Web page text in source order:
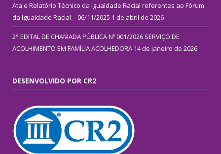
Ata e Relatório Técnico da Igualdade Racial referentes ao Fórum
da Igualdade Racial – 06/11/2025 1 de abril de 2026
2° EDITAL DE CHAMADA PÚBLICA Nº 001/2026 SERVIÇO DE
ACOLHIMENTO EM FAMÍLIA ACOLHEDORA 14 de janeiro de 2026
DESENVOLVIDO POR CR2